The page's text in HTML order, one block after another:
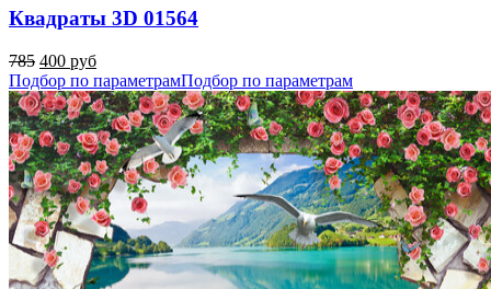
Квадраты 3D 01564
785 400 руб
Подбор по параметрамПодбор по параметрам